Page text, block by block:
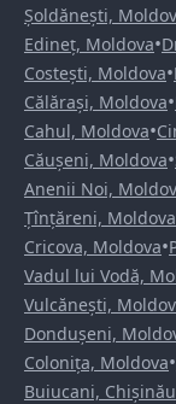
Șoldănești,
Edineț, Moldova•
Costești, Moldova•
Călărași, Moldova•
Cahul, Moldova•
Căușeni, Moldova•
Anenii Noi,
Țînțăreni, Moldova
Cricova, Moldova•
Vadul lui Vodă,
Vulcănești,
Dondușeni,
Colonița, Moldova•
Buiucani, Chișinău